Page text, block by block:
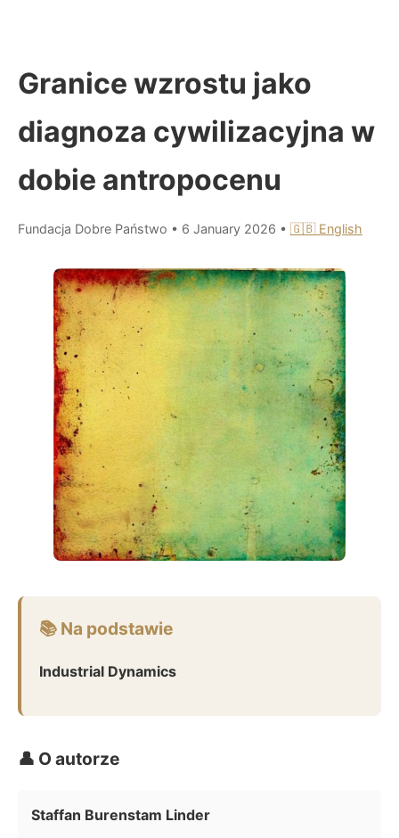
Granice wzrostu jako
diagnoza cywilizacyjna w
dobie antropocenu
Fundacja Dobre Państwo • 6 January 2026 • 🇬🇧 English
📚 Na podstawie
Industrial Dynamics
👤 O autorze
Staffan Burenstam Linder